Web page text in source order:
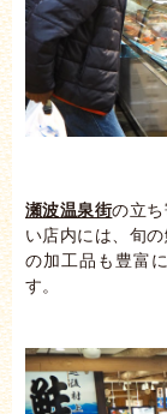
瀬波温泉街の立
い店内には、旬
の加工品も豊富
す。